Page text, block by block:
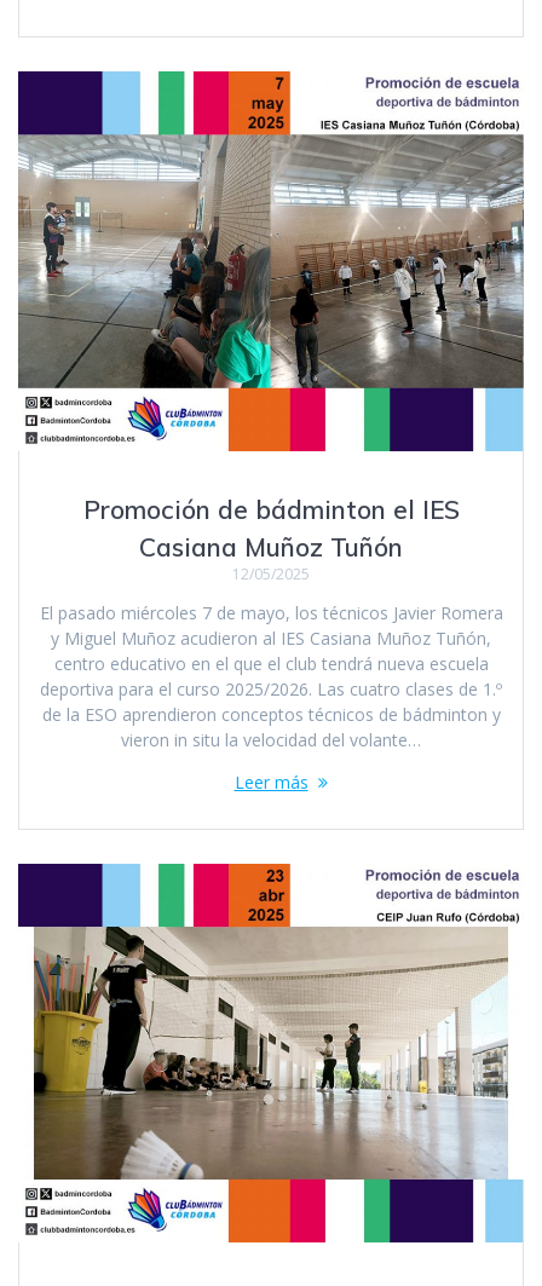
Promoción de bádminton el IES
Casiana Muñoz Tuñón
12/05/2025
El pasado miércoles 7 de mayo, los técnicos Javier Romera
y Miguel Muñoz acudieron al IES Casiana Muñoz Tuñón,
centro educativo en el que el club tendrá nueva escuela
deportiva para el curso 2025/2026. Las cuatro clases de 1.º
de la ESO aprendieron conceptos técnicos de bádminton y
vieron in situ la velocidad del volante…
Leer más